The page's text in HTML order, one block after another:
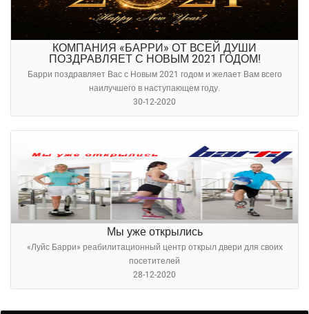
КОМПАНИЯ «БАРРИ» ОТ ВСЕЙ ДУШИ
ПОЗДРАВЛЯЕТ С НОВЫМ 2021 ГОДОМ!
Барри поздравляет Вас с Новым 2021 годом и желает Вам всего
наилучшего в наступающем году.
30-12-2020
Мы уже открылись
«Луйс Барри» реабилитационный центр открыл двери для своих
посетителей
28-12-2020